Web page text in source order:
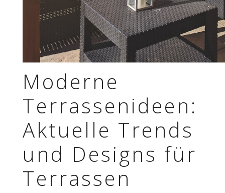
Moderne
Terras­sen­ideen:
Aktu­elle Trends
und Designs für
Terrassen